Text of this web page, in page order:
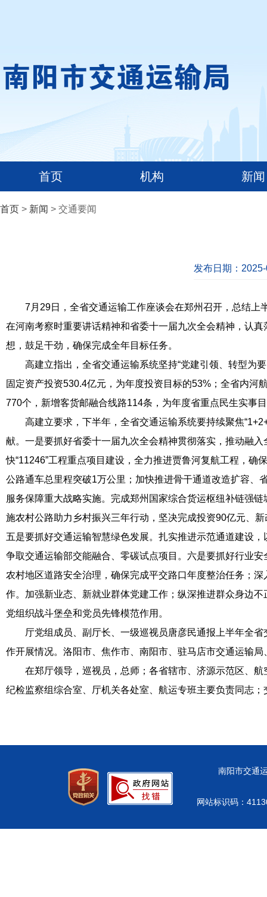
首页 机构 新闻
首页 > 新闻 > 交通要闻
发布日期：
7月29日，全省交通运输工作座谈会在郑州召开，总结上
在河南考察时重要讲话精神和省委十一届九次全会精神，认
想，鼓足干劲，确保完成全年目标任务。
高建立指出，全省交通运输系统坚持“党建引领、转型为要
固定资产投资530.4亿元，为年度投资目标的53%；全省内
770个，新增客货邮融合线路114条，为年度省重点民生实事
高建立要求，下半年，全省交通运输系统要持续聚焦
献。一是要抓好省委十一届九次全会精神贯彻落实，推动融
快“11246”工程重点项目建设，全力推进贾鲁河复航工程，
公路通车总里程突破1万公里；加快推进骨干通道改造扩容、
服务保障重大战略实施。完成郑州国家综合货运枢纽补链强
施农村公路助力乡村振兴三年行动，坚决完成投资90亿元、
五是要抓好交通运输智慧绿色发展。扎实推进示范通道建设
争取交通运输部交能融合、零碳试点项目。六是要抓好行业
农村地区道路安全治理，确保完成平交路口年度整治任务；
作。加强新业态、新就业群体党建工作；纵深推进群众身边
党组织战斗堡垒和党员先锋模范作用。
厅党组成员、副厅长、一级巡视员唐彦民通报上半年全省
作开展情况。洛阳市、焦作市、南阳市、驻马店市交通运输
在郑厅领导，巡视员，总师；各省辖市、济源示范区、航
纪检监察组综合室、厅机关各处室、航运专班主要负责同志
南阳市交通
网站标识码：